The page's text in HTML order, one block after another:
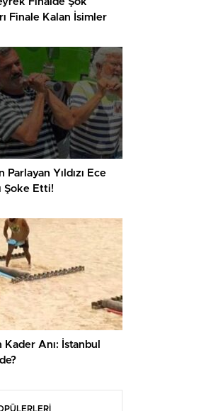
Finale Kalan İsimler
Parlayan Yıldızı Ece
Şoke Etti!
Anı: İstanbul